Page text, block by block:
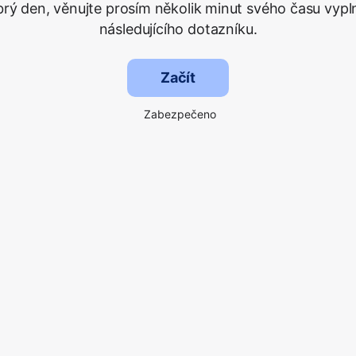
den, věnujte prosím několik minut svého času
následujícího dotazníku.
Začít
Zabezpečeno